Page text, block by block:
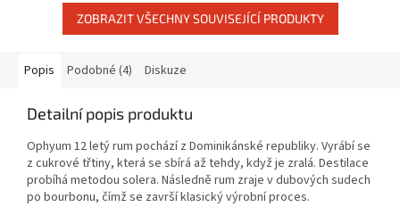
ZOBRAZIT VŠECHNY SOUVISEJÍCÍ PRODUKTY
Popis Podobné (4) Diskuze
Detailní popis produktu
Ophyum 12 letý rum pochází z Dominikánské republiky. Vyrábí se
z cukrové třtiny, která se sbírá až tehdy, když je zralá. Destilace
probíhá metodou solera. Následně rum zraje v dubových sudech
po bourbonu, čímž se završí klasický výrobní proces.